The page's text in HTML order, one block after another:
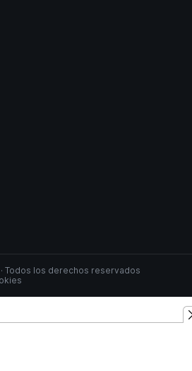
Todos los derechos reservados